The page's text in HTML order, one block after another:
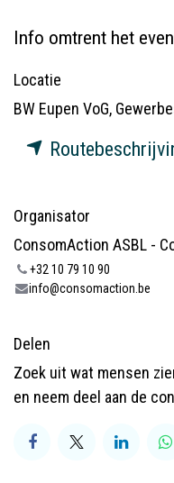
Info omtrent het
Locatie
BW Eupen VoG,
Organisator
ConsomAction ASBL -
+32 10 79 10 90
info@consomaction.be
Delen
Zoek uit wat mensen
en neem deel aan de